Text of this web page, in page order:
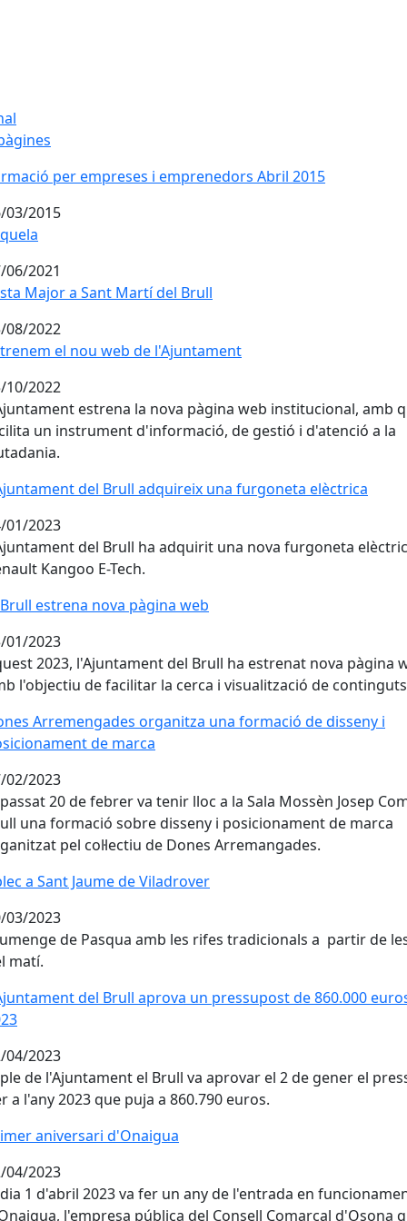
per empreses i emprenedors Abril 2015
per empreses i emprenedors Abril 2015
03/2015
06/2021
Major a Sant Martí del Brull
08/2022
el nou web de l'Ajuntament
el nou web de l'Ajuntament
10/2022
estrena la nova pàgina web institucional, amb
un instrument d'informació, de gestió i d'atenció a la
del Brull adquireix una furgoneta elèctrica
del Brull adquireix una furgoneta elèctrica
01/2023
del Brull ha adquirit una nova furgoneta
Kangoo E-Tech.
estrena nova pàgina web
estrena nova pàgina web
01/2023
2023, l'Ajuntament del Brull ha estrenat nova pàgina
l'objectiu de facilitar la cerca i visualització de
Arremengades organitza una formació de disseny i
Arremengades organitza una formació de disseny i
de marca
02/2023
20 de febrer va tenir lloc a la Sala Mossèn Josep
una formació sobre disseny i posicionament de marca
pel col·lectiu de Dones Arremangades.
a Sant Jaume de Viladrover
a Sant Jaume de Viladrover
03/2023
de Pasqua amb les rifes tradicionals a partir de
matí.
del Brull aprova un pressupost de 860.000 euros
del Brull aprova un pressupost de 860.000
04/2023
de l'Ajuntament el Brull va aprovar el 2 de gener el
a l'any 2023 que puja a 860.790 euros.
aniversari d'Onaigua
aniversari d'Onaigua
04/2023
1 d'abril 2023 va fer un any de l'entrada en
l'empresa pública del Consell Comarcal d'Osona